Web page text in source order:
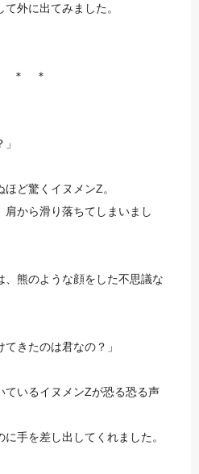
外に出てみました。
＊ ＊
ど驚くイヌメンZ。
肩から滑り落ちてしまいまし
、熊のような顔をした不思議な
てきたのは君なの？」
ているイヌメンZが恐る恐る声
手を差し出してくれました。